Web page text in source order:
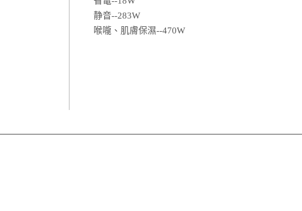
静音--283W
喉嚨、肌膚保濕--470W